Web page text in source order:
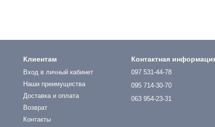
Клиентам
Вход в личный кабинет
Наши преимущества
Доставка и оплата
Возврат
Контакты
Контактная
097 531-44-78
095 714-30-70
063 954-23-31